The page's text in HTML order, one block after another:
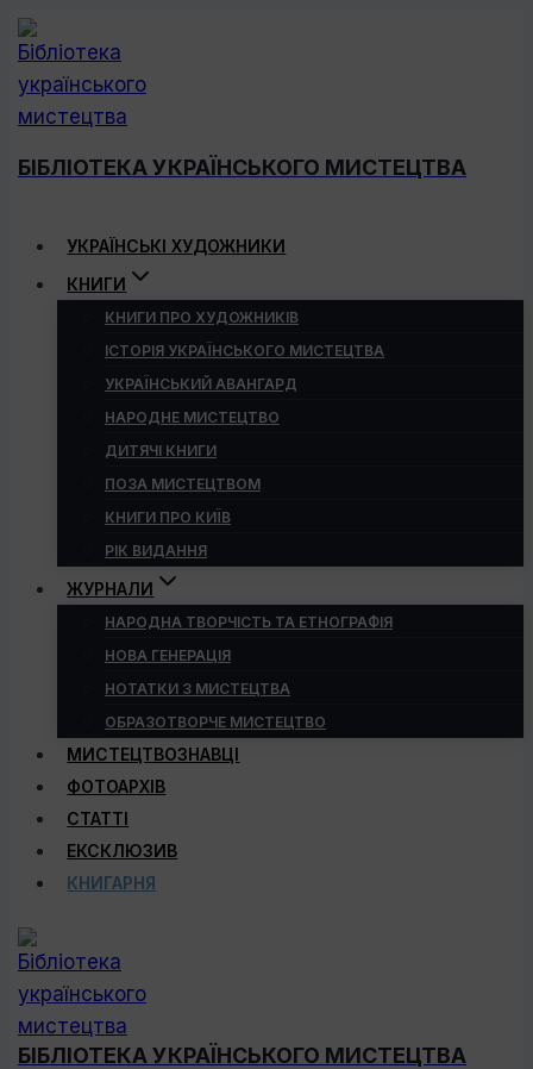
Перейти
до
вмісту
БІБЛІОТЕКА УКРАЇНСЬКОГО МИСТЕЦТВА
УКРАЇНСЬКІ ХУДОЖНИКИ
КНИГИ
КНИГИ ПРО ХУДОЖНИКІВ
ІСТОРІЯ УКРАЇНСЬКОГО МИСТЕЦТВА
УКРАЇНСЬКИЙ АВАНГАРД
НАРОДНЕ МИСТЕЦТВО
ДИТЯЧІ КНИГИ
ПОЗА МИСТЕЦТВОМ
КНИГИ ПРО КИЇВ
РІК ВИДАННЯ
ЖУРНАЛИ
НАРОДНА ТВОРЧІСТЬ ТА ЕТНОГРАФІЯ
НОВА ГЕНЕРАЦІЯ
НОТАТКИ З МИСТЕЦТВА
ОБРАЗОТВОРЧЕ МИСТЕЦТВО
МИСТЕЦТВОЗНАВЦІ
ФОТОАРХІВ
СТАТТІ
ЕКСКЛЮЗИВ
КНИГАРНЯ
БІБЛІОТЕКА УКРАЇНСЬКОГО МИСТЕЦТВА